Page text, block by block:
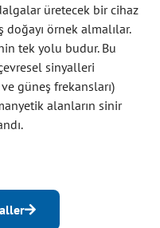
üretecek bir cihaz
doğayı örnek almalılar.
tek yolu budur. Bu
sinyalleri
güneş frekansları)
alanların sinir